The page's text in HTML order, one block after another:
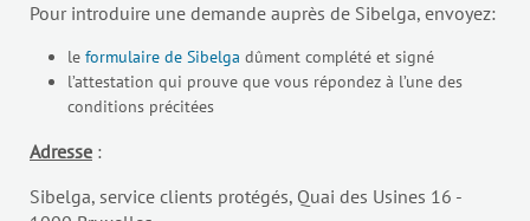
Pour introduire une demande auprès de Sibelga, envoyez:
le formulaire de Sibelga dûment complété et signé
l’attestation qui prouve que vous répondez à l’une des
conditions précitées
Adresse :
Sibelga, service clients protégés, Quai des Usines 16 -